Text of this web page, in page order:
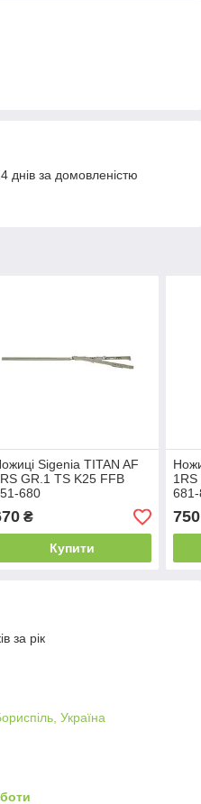
днів за домовленістю
Sigenia TITAN AF
GR.1 TS K25 FFB
680
₴
Купити
750
за рік
Україна